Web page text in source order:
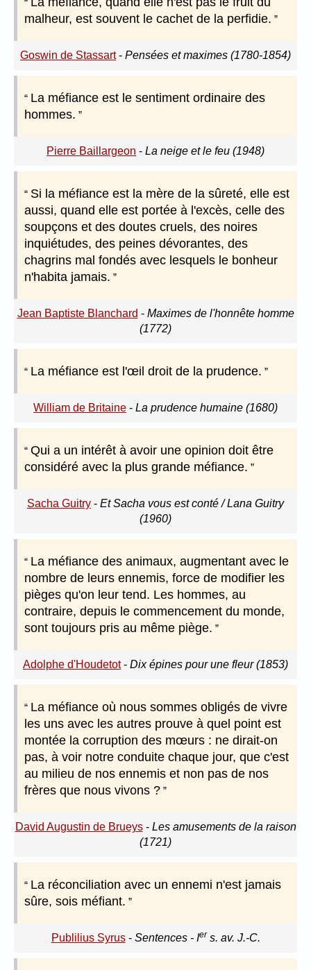
malheur, est souvent le cachet de la perfidie.
Goswin de Stassart- Pensées et maximes (1780-1854)
La méfiance est le sentiment ordinaire des
hommes.
Pierre Baillargeon - La neige et le feu (1948)
Si la méfiance est la mère de la sûreté, elle est
aussi, quand elle est portée à l'excès, celle des
soupçons et des doutes cruels, des noires
inquiétudes, des peines dévorantes, des
chagrins mal fondés avec lesquels le bonheur
n'habita jamais.
Jean Baptiste Blanchard - Maximes de l'honnête homme
(1772)
La méfiance est l'œil droit de la prudence.
William de Britaine - La prudence humaine (1680)
Qui a un intérêt à avoir une opinion doit être
considéré avec la plus grande méfiance.
Sacha Guitry - Et Sacha vous est conté / Lana Guitry
(1960)
La méfiance des animaux, augmentant avec le
nombre de leurs ennemis, force de modifier les
pièges qu'on leur tend. Les hommes, au
contraire, depuis le commencement du monde,
sont toujours pris au même piège.
Adolphe d'Houdetot- Dix épines pour une fleur (1853)
La méfiance où nous sommes obligés de vivre
les uns avec les autres prouve à quel point est
montée la corruption des mœurs : ne dirait-on
pas, à voir notre conduite chaque jour, que c'est
au milieu de nos ennemis et non pas de nos
frères que nous vivons ?
David Augustin de Brueys- Les amusements de la raison
(1721)
La réconciliation avec un ennemi n'est jamais
sûre, sois méfiant.
Publilius Syrus- Sentences - Ier s. av. J.-C.